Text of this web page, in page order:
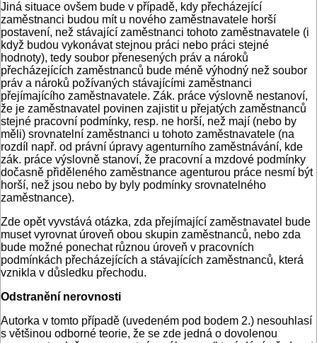
Jiná situace ovšem bude v případě, kdy přecházející
zaměstnanci budou mít u nového zaměstnavatele horší
postavení, než stávající zaměstnanci tohoto zaměstnavatele (i
když budou vykonávat stejnou práci nebo práci stejné
hodnoty), tedy soubor přenesených práv a nároků
přecházejících zaměstnanců bude méně výhodný než soubor
práv a nároků požívaných stávajícími zaměstnanci
přejímajícího zaměstnavatele. Zák. práce výslovně nestanoví,
že je zaměstnavatel povinen zajistit u přejatých zaměstnanců
stejné pracovní podmínky, resp. ne horší, než mají (nebo by
měli) srovnatelní zaměstnanci u tohoto zaměstnavatele (na
rozdíl např. od právní úpravy agenturního zaměstnávání, kde
zák. práce výslovně stanoví, že pracovní a mzdové podmínky
dočasně přiděleného zaměstnance agenturou práce nesmí být
horší, než jsou nebo by byly podmínky srovnatelného
zaměstnance).
Zde opět vyvstává otázka, zda přejímající zaměstnavatel bude
muset vyrovnat úroveň obou skupin zaměstnanců, nebo zda
bude možné ponechat různou úroveň v pracovních
podmínkách přecházejících a stávajících zaměstnanců, která
vznikla v důsledku přechodu.
Odstranění nerovnosti
Autorka v tomto případě (uvedeném pod bodem 2.) nesouhlasí
s většinou odborné teorie, že se zde jedná o dovolenou